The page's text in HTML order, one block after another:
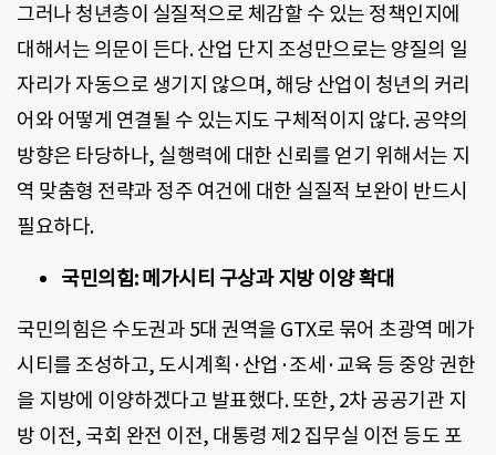
그러나 청년층이 실질적으로 체감할 수 있는 정책인지에
대해서는 의문이 든다. 산업 단지 조성만으로는 양질의 일
자리가 자동으로 생기지 않으며, 해당 산업이 청년의 커리
어와 어떻게 연결될 수 있는지도 구체적이지 않다. 공약의
방향은 타당하나, 실행력에 대한 신뢰를 얻기 위해서는 지
역 맞춤형 전략과 정주 여건에 대한 실질적 보완이 반드시
필요하다.
국민의힘: 메가시티 구상과 지방 이양 확대
국민의힘은 수도권과 5대 권역을 GTX로 묶어 초광역 메가
시티를 조성하고, 도시계획·산업·조세·교육 등 중앙 권한
을 지방에 이양하겠다고 발표했다. 또한, 2차 공공기관 지
방 이전, 국회 완전 이전, 대통령 제2 집무실 이전 등도 포